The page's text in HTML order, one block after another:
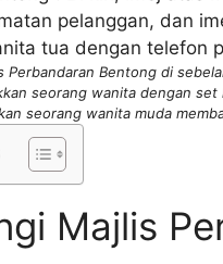
Perbandaran Bentong di
seorang wanita dengan
seorang wanita muda
Majlis